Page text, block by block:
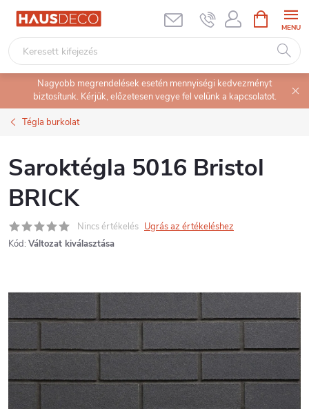
Ugrás
tartalomhoz
KOSÁR
Nagyobb megrendelések esetén mennyiségi kedvezményt
biztosítunk. Kérjük, előzetesen vegye fel velünk a kapcsolatot.
Tégla burkolat
Saroktégla 5016 Bristol
BRICK
Nincs értékelés Ugrás az értékeléshez
Kód: Változat kiválasztása